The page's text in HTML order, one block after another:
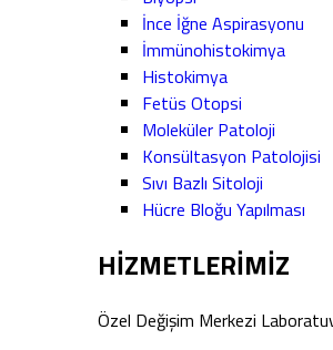
İnce İğne Aspirasyonu
İmmünohistokimya
Histokimya
Fetüs Otopsi
Moleküler Patoloji
Konsültasyon Patolojisi
Sıvı Bazlı Sitoloji
Hücre Bloğu Yapılması
HİZMETLERİMİZ
Özel Değişim Merkezi